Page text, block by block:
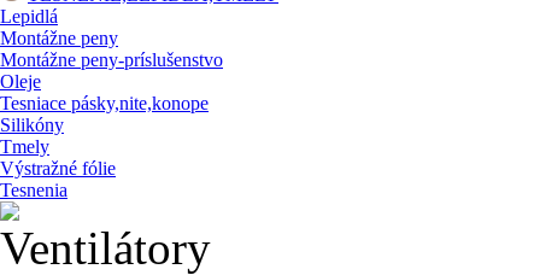
Lepidlá
Montážne peny
Montážne peny-príslušenstvo
Oleje
Tesniace pásky,nite,konope
Silikóny
Tmely
Výstražné fólie
Tesnenia